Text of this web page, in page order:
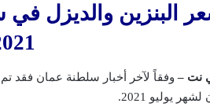
البنزين والديزل
نت –وفقاً لآخر أخبار سلطنة عمان فقد
يوليو 2021.